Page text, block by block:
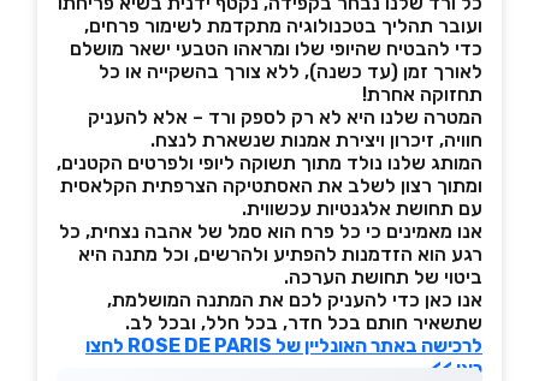
ועובר תהליך בטכנולוגיה מתקדמת לשימור פרחים,
כדי להבטיח שהיופי שלו ומראהו הטבעי ישאר מושלם
לאורך זמן (עד כשנה), ללא צורך בהשקייה או כל
תחזוקה אחרת!
המטרה שלנו היא לא רק לספק ורד – אלא להעניק
חוויה, זיכרון ויצירת אמנות שנשארת לנצח.
המותג שלנו נולד מתוך תשוקה ליופי ולפרטים הקטנים,
ומתוך רצון לשלב את האסתטיקה הצרפתית הקלאסית
עם תחושת אלגנטיות עכשווית.
אנו מאמינים כי כל פרח הוא סמל של אהבה נצחית, כל
רגע הוא הזדמנות להפתיע ולהרשים, וכל מתנה היא
ביטוי של תחושת הערכה.
אנו כאן כדי להעניק לכם את המתנה המושלמת,
שתשאיר חותם בכל חדר, בכל חלל, ובכל לב.
לרכישה באתר האונליין של ROSE DE PARIS לחצו
כאן >>